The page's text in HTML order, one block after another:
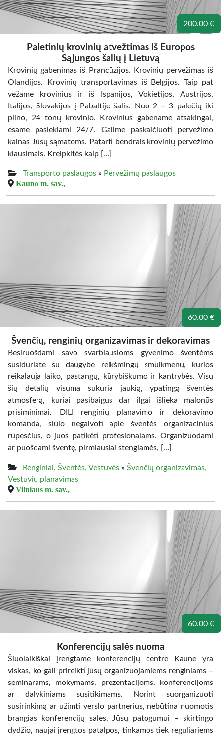
200.00 €
Paletinių krovinių atvežtimas iš Europos
Sąjungos šalių į Lietuvą
Krovinių gabenimas iš Prancūzijos. Krovinių pervežimas iš
Olandijos. Krovinių transportavimas iš Belgijos. Taip pat
vežame krovinius ir iš Ispanijos, Vokietijos, Austrijos,
Italijos, Slovakijos į Pabaltijo šalis. Nuo 2 – 3 palečių iki
pilno, 24 tonų krovinio. Krovinius gabename atsakingai,
esame pasiekiami 24/7. Galime paskaičiuoti pervežimo
kainas Jūsų sąmatoms. Patarti bendrais krovinių pervežimo
klausimais. Kreipkitės kaip […]
Transporto paslaugos » Pervežimų paslaugos
Kauno m. sav.,
60.00 €
Švenčių, renginių organizavimas ir dekoravimas
Besiruošdami savo svarbiausioms gyvenimo šventėms
susiduriate su daugybe reikšmingų smulkmenų, kurios
reikalauja laiko, pastangų, kūrybiškumo ir kantrybės. Visų
šių detalių visuma sukuria jaukią, ypatingą šventės
atmosferą, kuriai pasibaigus dar ilgai išlieka malonūs
prisiminimai. DILI renginių planavimo ir dekoravimo
komanda, siūlo negalvoti apie šventės organizacinius
rūpesčius, o juos patikėti profesionalams. Organizuodami
ar puošdami šventę, pirmiausiai stengiamės, […]
Renginiai, Šventės, Vestuvės » Švenčių organizavimas,
Vestuvių planavimas
Vilniaus m. sav.,
60.00 €
Konferencijų salės nuoma
Šiuolaikiškai įrengtame konferencijų centre Kaune yra
viskas, ko gali prireikti jūsų organizuojamiems renginiams –
seminarams, mokymams, prezentacijoms, konferencijoms
ar dalykiniams susitikimams. Norint suorganizuoti
susirinkimą ar užimti verslo partnerius, nebūtina nuomotis
brangias konferencijų sales. Jūsų patogumui – skirtingo
dydžio, naujai įrengtos patalpos, tinkamos tiek reguliariems